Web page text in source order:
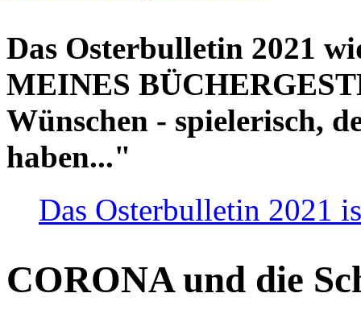
Das Osterbulletin 2021
MEINES
Wünschen - spielerisch,
haben..."
Das Osterbulletin 2021
CORONA und die